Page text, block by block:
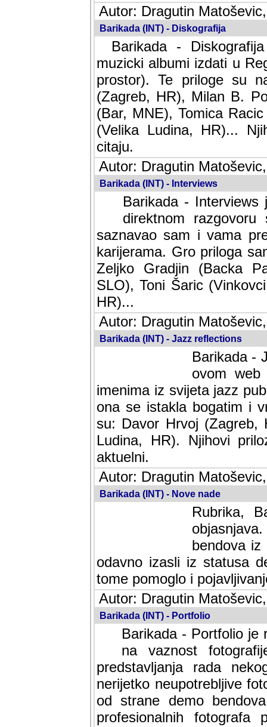
Autor: Dragutin
Barikada (INT) - Diskografija
Barikada -
muzicki albumi izdati u
prostor). Te priloge su
(Zagreb, HR), Milan B.
(Bar, MNE), Tomica
(Velika Ludina, HR)...
citaju.
Autor: Dragutin
Barikada (INT) - Interviews
Barikada -
direktnom
saznavao sam i vama
karijerama. Gro priloga
Zeljko Gradjin (Backa
SLO), Toni Šaric
HR)...
Autor: Dragutin
Barikada (INT) - Jazz reflections
Barikada -
ovom web
imenima iz svijeta jazz
ona se istakla bogatim i
su: Davor Hrvoj (Zagreb,
Ludina, HR). Njihovi
aktuelni.
Autor: Dragutin
Barikada (INT) - Nove nade
Rubrika,
bendova
odavno izasli iz statusa
tome pomoglo i
Autor: Dragutin
Barikada (INT) - Portfolio
Barikada - Portfolio je
na vaznost
predstavljanja rada
nerijetko neupotrebljive
od strane demo
profesionalnih fotografa